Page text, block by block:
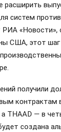
расширить
систем
«Новости»,
США, этот
получили
контрактам
а THAAD — в
создана